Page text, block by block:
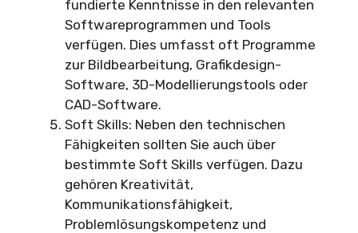
fundierte Kenntnisse in den relevanten
Softwareprogrammen und Tools
verfügen. Dies umfasst oft Programme
zur Bildbearbeitung, Grafikdesign-
Software, 3D-Modellierungstools oder
CAD-Software.
Soft Skills: Neben den technischen
Fähigkeiten sollten Sie auch über
bestimmte Soft Skills verfügen. Dazu
gehören Kreativität,
Kommunikationsfähigkeit,
Problemlösungskompetenz und